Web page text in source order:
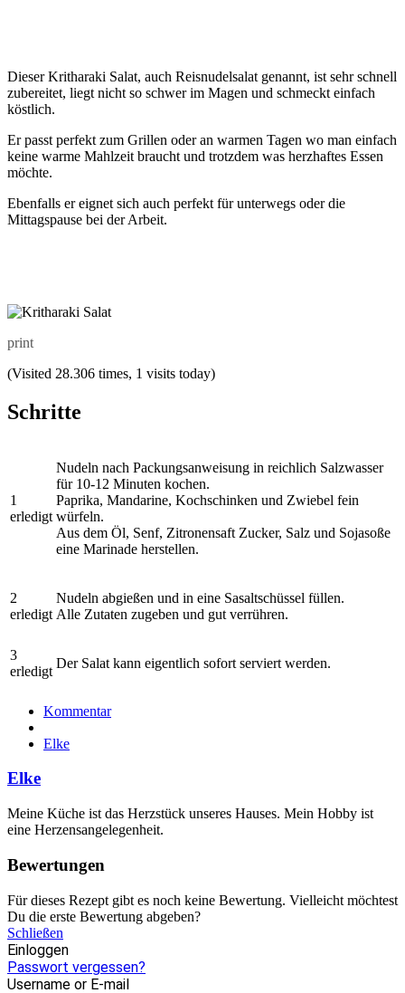
Dieser Kritharaki Salat, auch Reisnudelsalat genannt, ist sehr schnell
zubereitet, liegt nicht so schwer im Magen und schmeckt einfach
köstlich.
Er passt perfekt zum Grillen oder an warmen Tagen wo man einfach
keine warme Mahlzeit braucht und trotzdem was herzhaftes Essen
möchte.
Ebenfalls er eignet sich auch perfekt für unterwegs oder die
Mittagspause bei der Arbeit.
print
(Visited 28.306 times, 1 visits today)
Schritte
1
erledigt
Nudeln nach Packungsanweisung in reichlich Salzwasser
für 10-12 Minuten kochen.
Paprika, Mandarine, Kochschinken und Zwiebel fein
würfeln.
Aus dem Öl, Senf, Zitronensaft Zucker, Salz und Sojasoße
eine Marinade herstellen.
2
erledigt
Nudeln abgießen und in eine Sasaltschüssel füllen.
Alle Zutaten zugeben und gut verrühren.
3
erledigt
Der Salat kann eigentlich sofort serviert werden.
Kommentar
Elke
Elke
Meine Küche ist das Herzstück unseres Hauses. Mein Hobby ist
eine Herzensangelegenheit.
Bewertungen
Für dieses Rezept gibt es noch keine Bewertung. Vielleicht möchtest
Du die erste Bewertung abgeben?
Schließen
Einloggen
Passwort vergessen?
Username or E-mail